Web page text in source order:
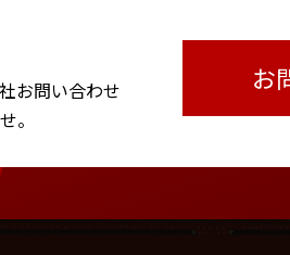
お問い合わせ
。
お